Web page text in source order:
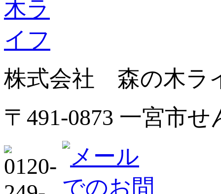
株式会社 森の木ラ
〒491-0873 一宮市